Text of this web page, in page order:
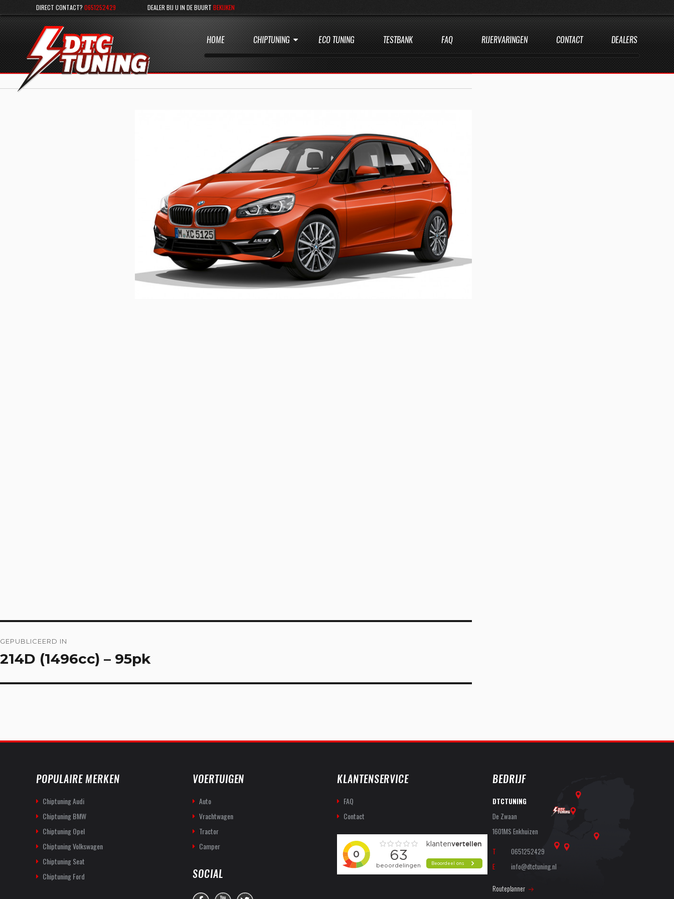
DIRECT CONTACT? 0651252429 DEALER BIJ U IN DE BUURT BEKIJKEN
HOME CHIPTUNING ECO TUNING TESTBANK FAQ RIJERVARINGEN CONTACT DEALERS
navigatie
GEPUBLICEERD IN
214D (1496cc) – 95pk
POPULAIRE MERKEN
Chiptuning Audi
Chiptuning BMW
Chiptuning Opel
Chiptuning Volkswagen
Chiptuning Seat
Chiptuning Ford
VOERTUIGEN
Auto
Vrachtwagen
Tractor
Camper
SOCIAL
KLANTENSERVICE
FAQ
Contact
BEDRIJF
DTCTUNING
De Zwaan
1601MS Enkhuizen
T
0651252429
E
info@dtctuning.nl
Routeplanner